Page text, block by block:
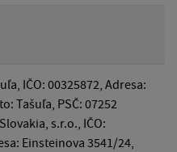
IČO: 00325872, Adresa:
Tašuľa, PSČ: 07252
s.r.o., IČO:
Einsteinova 3541/24,